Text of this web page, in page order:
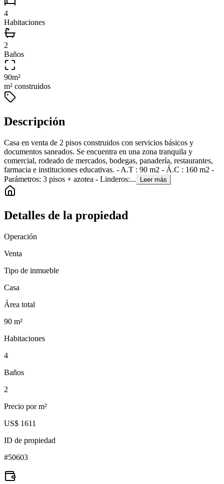
4
Habitaciones
2
Baños
90m²
m² construidos
Descripción
Casa en venta de 2 pisos construidos con servicios básicos y
documentos saneados. Se encuentra en una zona tranquila y
comercial, rodeado de mercados, bodegas, panadería, restaurantes,
farmacia e instituciones educativas. - A.T : 90 m2 - Á.C : 160 m2 -
Parámetros: 3 pisos + azotea - Linderos:...
Leer más
Detalles de la propiedad
Operación
Venta
Tipo de inmueble
Casa
Área total
90 m²
Habitaciones
4
Baños
2
Precio por m²
US$ 1611
ID de propiedad
#50603